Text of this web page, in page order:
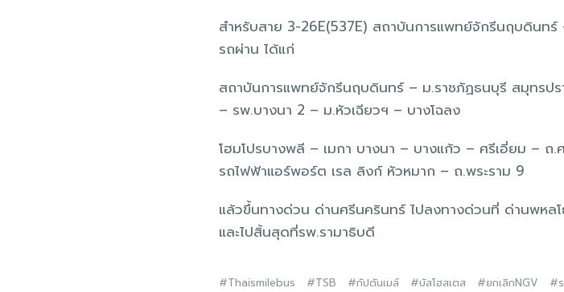
สำหรับสาย 3-26E(537E) สถาบันการแพทย์จักรีนฤบดินท
รถผ่าน ได้แก่
สถาบันการแพทย์จักรีนฤบดินทร์ – ม.ราชภัฏธนบุรี สมุทรป
– รพ.บางนา 2 – ม.หัวเฉียวฯ – บางโฉลง
โฮมโปรบางพลี – เมกา บางนา – บางแก้ว – ศรีเอี่ยม –
รถไฟฟ้าแอร์พอร์ต เรล ลิงก์ หัวหมาก – ถ.พระราม 9
แล้วขึ้นทางด่วน ด่านศรีนครินทร์ ไปลงทางด่วนที่ ด่านพหล
และไปสิ้นสุดที่รพ.รามาธิบดี
Thaismilebus TSB กัปตันเมล์ บัสโฮสเตส ยกเลิกNGV